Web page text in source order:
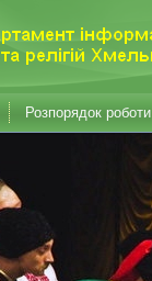
Розпорядок роботи